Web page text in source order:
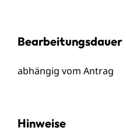
Bearbeitungsdauer
abhängig vom Antrag
Hinweise